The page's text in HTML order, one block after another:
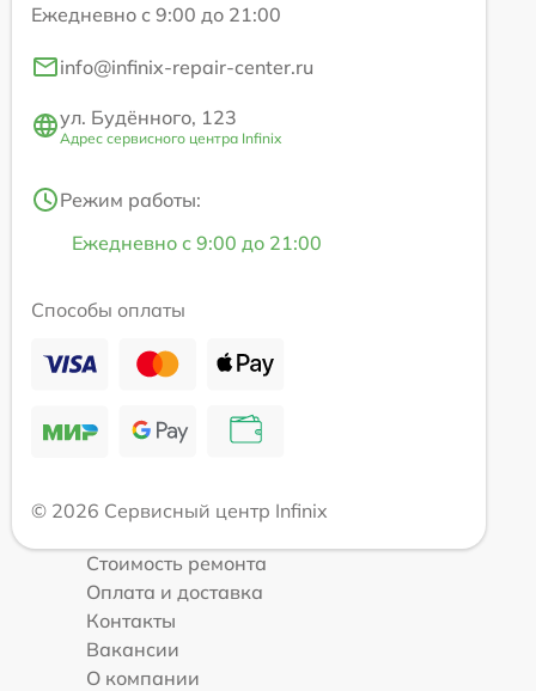
Ежедневно с 9:00 до 21:00
info@infinix-repair-center.ru
ул. Будённого, 123
Адрес сервисного центра Infinix
Режим работы:
Ежедневно с 9:00 до 21:00
Способы оплаты
© 2026 Сервисный центр Infinix
Стоимость ремонта
Оплата и доставка
Контакты
Вакансии
О компании